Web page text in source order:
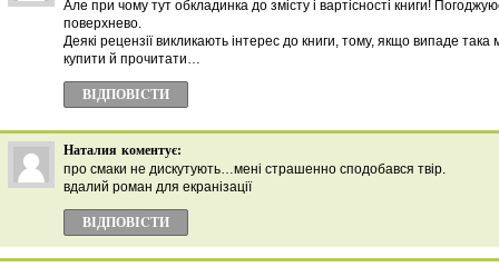
Але при чому тут обкладинка до змісту і вартісності книги!
поверхнево.
Деякі рецензії викликають інтерес до книги, тому, якщо випаде
купити й прочитати…
ВІДПОВІCТИ
Наталия коментує:
про смаки не дискутують…мені страшенно сподобався твір.
вдалий роман для екранізації
ВІДПОВІCТИ